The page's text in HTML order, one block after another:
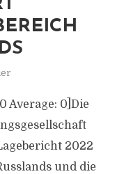
Average: 0]Die
2022
und die